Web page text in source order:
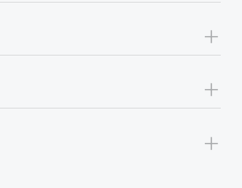
+
+
+